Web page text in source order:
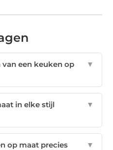
een keuken op
▼
in elke stijl
▼
op maat precies
▼